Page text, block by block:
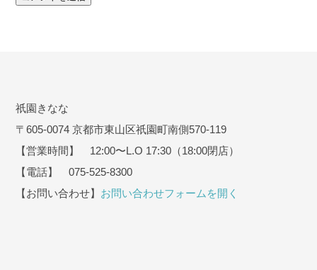
祇園きなな
〒605-0074 京都市東山区祇園町南側570-119
【営業時間】 12:00〜L.O 17:30（18:00閉店）
【電話】 075-525-8300
【お問い合わせ】 お問い合わせフォームを開く